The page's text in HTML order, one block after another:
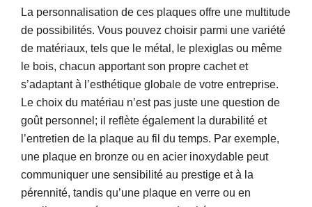
La personnalisation de ces plaques offre une multitude
de possibilités. Vous pouvez choisir parmi une variété
de matériaux, tels que le métal, le plexiglas ou même
le bois, chacun apportant son propre cachet et
s’adaptant à l’esthétique globale de votre entreprise.
Le choix du matériau n’est pas juste une question de
goût personnel; il reflète également la durabilité et
l’entretien de la plaque au fil du temps. Par exemple,
une plaque en bronze ou en acier inoxydable peut
communiquer une sensibilité au prestige et à la
pérennité, tandis qu’une plaque en verre ou en